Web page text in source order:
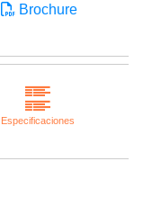
Brochure